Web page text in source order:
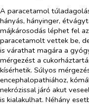
A paracetamol
hányás, hányinger,
májkárosodás léphet fel
paracetamolt vettek be,
is várathat magára a
mérgezést a
kísérhetik. Súlyos
encephalopathiához,
nekrózissal járó akut
is kialakulhat. Néhány